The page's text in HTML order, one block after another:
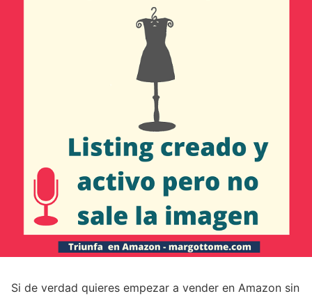
Si de verdad quieres empezar a vender en Amazon sin